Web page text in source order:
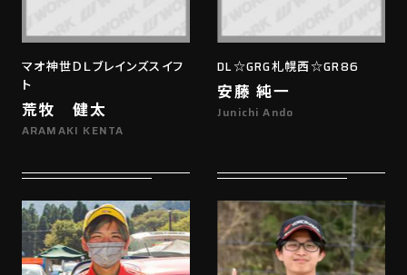
マオ神世ＤＬブレインズスイフ
ト
荒牧 健太
ARAMAKI KENTA
DL☆GRG札幌西☆GR86
安藤 純一
Junichi Ando